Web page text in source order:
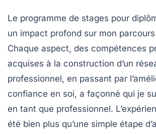
Le programme de stages pour
un impact profond sur mon
Chaque aspect, des compétences
acquises à la construction d’un
professionnel, en passant par
confiance en soi, a façonné qui je
en tant que professionnel.
été bien plus qu’une simple étape